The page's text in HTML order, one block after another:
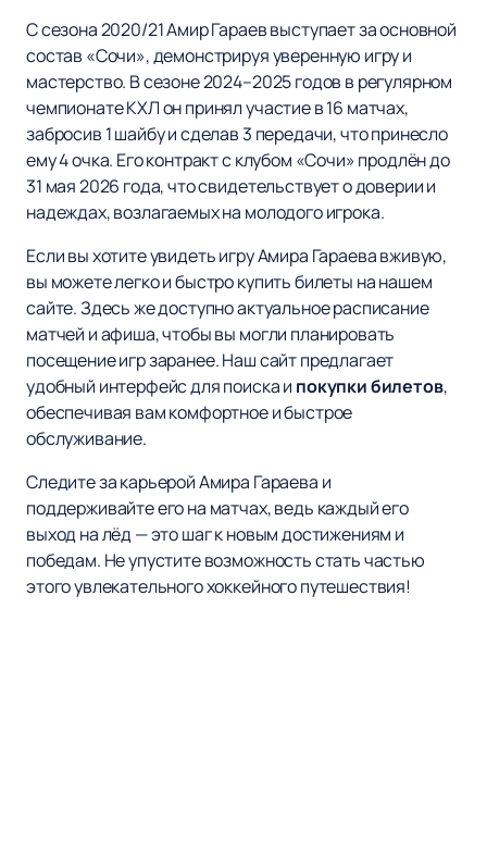
С сезона 2020/21 Амир Гараев выступает за основной
состав «Сочи», демонстрируя уверенную игру и
мастерство. В сезоне 2024–2025 годов в регулярном
чемпионате КХЛ он принял участие в 16 матчах,
забросив 1 шайбу и сделав 3 передачи, что принесло
ему 4 очка. Его контракт с клубом «Сочи» продлён до
31 мая 2026 года, что свидетельствует о доверии и
надеждах, возлагаемых на молодого игрока.
Если вы хотите увидеть игру Амира Гараева вживую,
вы можете легко и быстро купить билеты на нашем
сайте. Здесь же доступно актуальное расписание
матчей и афиша, чтобы вы могли планировать
посещение игр заранее. Наш сайт предлагает
удобный интерфейс для поиска и покупки билетов,
обеспечивая вам комфортное и быстрое
обслуживание.
Следите за карьерой Амира Гараева и
поддерживайте его на матчах, ведь каждый его
выход на лёд — это шаг к новым достижениям и
победам. Не упустите возможность стать частью
этого увлекательного хоккейного путешествия!